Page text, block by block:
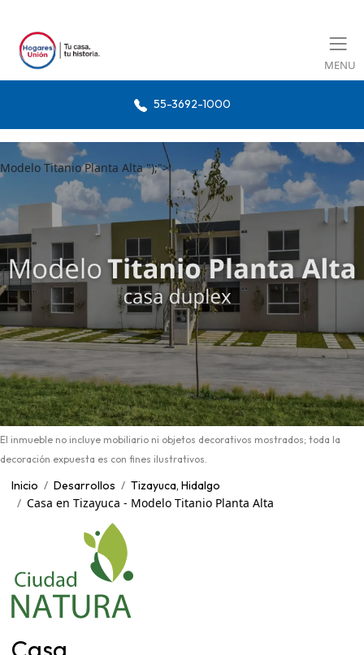
MENU
55-3692-1000
Modelo Titanio Planta Alta ");">
El inmueble no incluye mobiliario ni objetos decorativos mostrados; toda la
decoración expuesta es con fines ilustrativos.
Inicio Desarrollos Tizayuca, Hidalgo
Casa en Tizayuca - Modelo Titanio Planta Alta